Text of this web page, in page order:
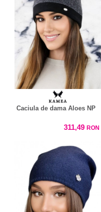
Caciula de dama Aloes NP
311,49 RON